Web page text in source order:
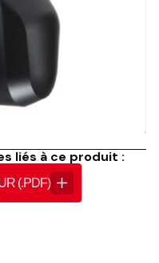
liés à ce produit :
(.PDF)